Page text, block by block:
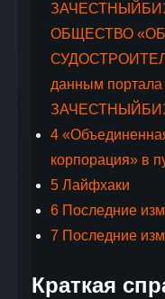
ОБЩЕСТВО
данным портала
4
корпорация» в
5Лайфхаки
6Последние
7 Последние
Краткая